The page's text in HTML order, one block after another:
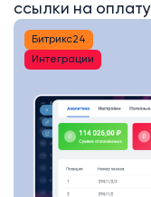
ссылки на
Битрикс24
Интеграции